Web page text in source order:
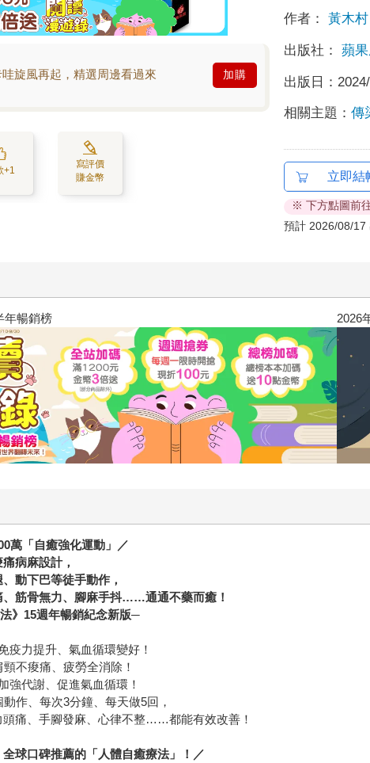
旋風再起，精選周邊看過來 加購
+1
寫評價
賺金幣
作者： 黃木村
出版社： 蘋
出版日：
相關主題：傳
立即結
※ 下方點圖前
預計 2026/08/17
年暢銷榜 2026
萬「自癒強化運動」／
病麻設計，
動下巴等徒手動作，
、筋骨無力、腳麻手抖……通通不藥而癒！
》15週年暢銷紀念新版─
力提升、氣血循環變好！
不痠痛、疲勞全消除！
代謝、促進氣血循環！
作、每次3分鐘、每天做5回，
頭痛、手腳發麻、心律不整……都能有效改善！
球口碑推薦的「人體自癒療法」！／